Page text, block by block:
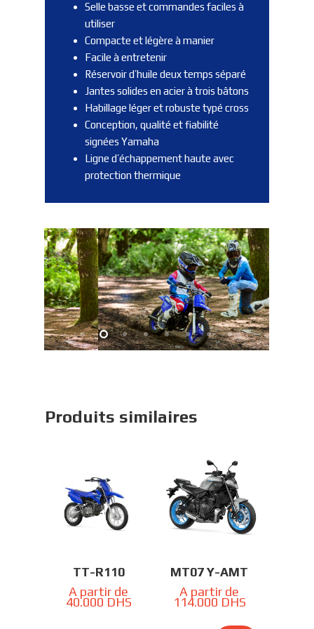
Selle basse et commandes faciles à
utiliser
Compacte et légère à manier
Facile à entretenir
Réservoir d’huile deux temps séparé
Jantes solides en acier à trois bâtons
Habillage léger et robuste typé cross
Conception, qualité et fiabilité
signées Yamaha
Ligne d’échappement haute avec
protection thermique
Produits similaires
TT-R110
A partir de
40.000 DHS
MT07 Y-AMT
A partir de
114.000 DHS